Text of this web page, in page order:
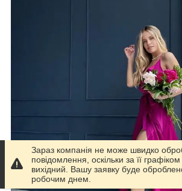
Зараз компанія не може швидко
повідомлення, оскільки за її
вихідний. Вашу заявку буде
робочим днем.